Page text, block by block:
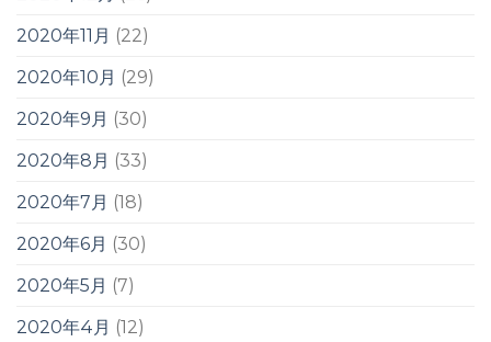
2020年11月 (22)
2020年10月 (29)
2020年9月 (30)
2020年8月 (33)
2020年7月 (18)
2020年6月 (30)
2020年5月 (7)
2020年4月 (12)